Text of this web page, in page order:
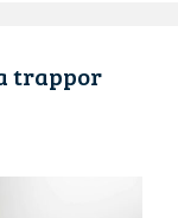
trappor